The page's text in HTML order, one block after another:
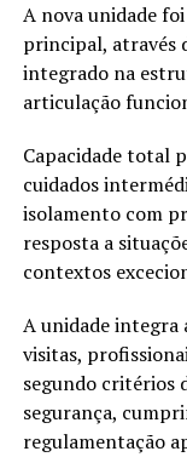
A nova unidade
principal, através
integrado na
articulação
Capacidade total
cuidados
isolamento com
resposta a
contextos
A unidade integra
visitas,
segundo critérios
segurança,
regulamentação